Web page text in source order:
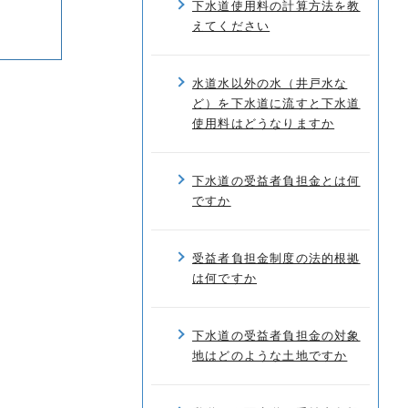
下水道使用料の計算方法を教
えてください
水道水以外の水（井戸水な
ど）を下水道に流すと下水道
使用料はどうなりますか
下水道の受益者負担金とは何
ですか
受益者負担金制度の法的根拠
は何ですか
下水道の受益者負担金の対象
地はどのような土地ですか